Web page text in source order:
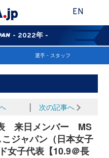
EN
- 2022年 -
選手・スタッフ
次の記事へ
来日メンバー MS
ジャパン（日本女子
女子代表【10.9＠長